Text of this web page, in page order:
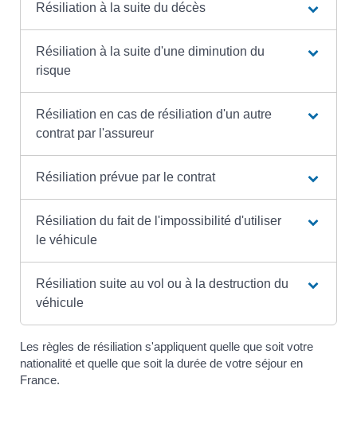
Résiliation à la suite du décès
Résiliation à la suite d'une diminution du
risque
Résiliation en cas de résiliation d'un autre
contrat par l'assureur
Résiliation prévue par le contrat
Résiliation du fait de l'impossibilité d'utiliser
le véhicule
Résiliation suite au vol ou à la destruction du
véhicule
Les règles de résiliation s'appliquent quelle que soit votre
nationalité et quelle que soit la durée de votre séjour en
France.